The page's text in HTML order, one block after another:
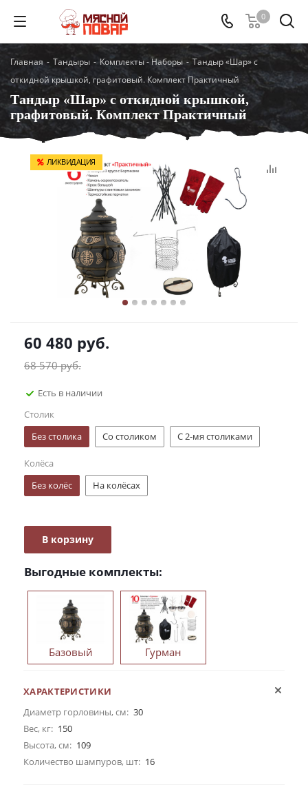
0
Главная - Тандыры - Комплекты - Наборы - Тандыр «Шар» с
откидной крышкой, графитовый. Комплект Практичный
Тандыр «Шар» с откидной крышкой,
графитовый. Комплект Практичный
ЛИКВИДАЦИЯ
60 480 руб.
68 570руб.
Есть в наличии
Столик
Без столика
Со столиком С 2-мя столиками
Колёса
Без колёс
На колёсах
В корзину
Выгодные комплекты:
Базовый Гурман
ХАРАКТЕРИСТИКИ
Диаметр горловины, см: 30
Вес, кг: 150
Высота, см: 109
Количество шампуров, шт: 16